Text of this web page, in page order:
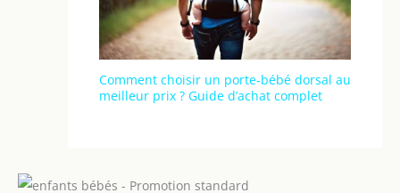
Comment choisir un porte-bébé dorsal au
meilleur prix ? Guide d’achat complet